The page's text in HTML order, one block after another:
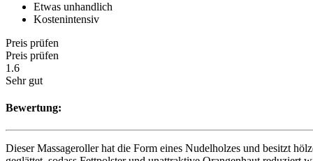
Etwas unhandlich
Kostenintensiv
Preis prüfen
Preis prüfen
1.6
Sehr gut
Bewertung:
Dieser Massageroller hat die Form eines Nudelholzes und besitzt